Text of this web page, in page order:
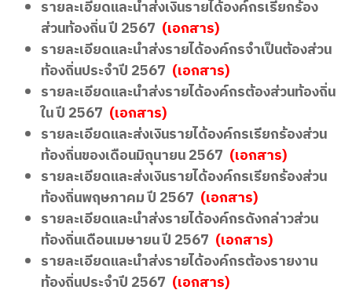
รายละเอียดและนำส่งเงินรายได้องค์กรเรียกร้อง
ส่วนท้องถิ่น ปี 2567 (เอกสาร)
รายละเอียดและนำส่งรายได้องค์กรจำเป็นต้องส่วน
ท้องถิ่นประจำปี 2567 (เอกสาร)
รายละเอียดและนำส่งรายได้องค์กรต้องส่วนท้องถิ่น
ใน ปี 2567 (เอกสาร)
รายละเอียดและส่งเงินรายได้องค์กรเรียกร้องส่วน
ท้องถิ่นของเดือนมิถุนายน 2567 (เอกสาร)
รายละเอียดและส่งเงินรายได้องค์กรเรียกร้องส่วน
ท้องถิ่นพฤษภาคม ปี 2567 (เอกสาร)
รายละเอียดและนำส่งรายได้องค์กรดังกล่าวส่วน
ท้องถิ่นเดือนเมษายน ปี 2567 (เอกสาร)
รายละเอียดและนำส่งรายได้องค์กรต้องรายงาน
ท้องถิ่นประจำปี 2567 (เอกสาร)